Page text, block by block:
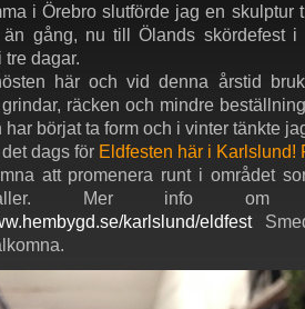
i Örebro slutförde jag en skulptur
gång, nu till Ölands skördefest
tre dagar.
här och vid denna årstid
räcken och mindre
har börjat ta form och i vinter tänkte
dags för Eldfesten här i Karlslund!
att promenera runt i området
Mer info
karlslund/eldfest